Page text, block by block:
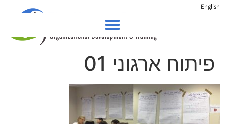
English
פיתוח ארגוני 01